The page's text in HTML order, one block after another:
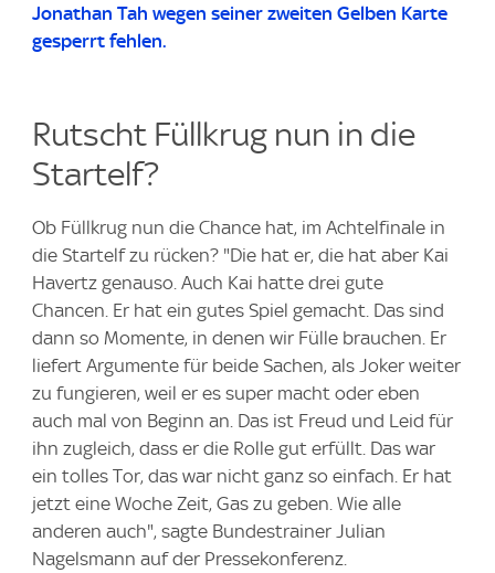
Jonathan Tah wegen seiner zweiten Gelben Karte
gesperrt fehlen.
Rutscht Füllkrug nun in die
Startelf?
Ob Füllkrug nun die Chance hat, im Achtelfinale in
die Startelf zu rücken? "Die hat er, die hat aber Kai
Havertz genauso. Auch Kai hatte drei gute
Chancen. Er hat ein gutes Spiel gemacht. Das sind
dann so Momente, in denen wir Fülle brauchen. Er
liefert Argumente für beide Sachen, als Joker weiter
zu fungieren, weil er es super macht oder eben
auch mal von Beginn an. Das ist Freud und Leid für
ihn zugleich, dass er die Rolle gut erfüllt. Das war
ein tolles Tor, das war nicht ganz so einfach. Er hat
jetzt eine Woche Zeit, Gas zu geben. Wie alle
anderen auch", sagte Bundestrainer Julian
Nagelsmann auf der Pressekonferenz.